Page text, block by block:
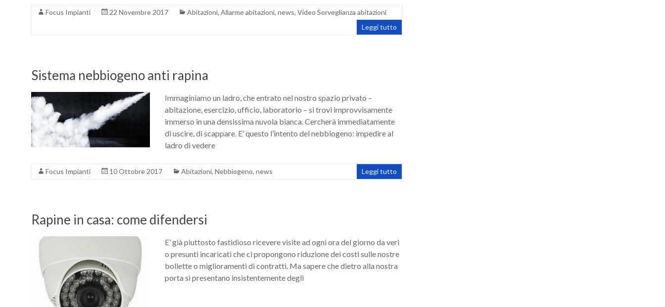
Focus Impianti 22 Novembre 2017 Abitazioni, Allarme abitazioni, news, Video Sorveglianza abitazioni
Leggi tutto
Sistema nebbiogeno anti rapina
Immaginiamo un ladro, che entrato nel nostro spazio privato –
abitazione, esercizio, ufficio, laboratorio – si trovi improvvisamente
immerso in una densissima nuvola bianca. Cercherà immediatamente
di uscire, di scappare. E’ questo l’intento del nebbiogeno: impedire al
ladro di vedere
Focus Impianti 10 Ottobre 2017 Abitazioni, Nebbiogeno, news Leggi tutto
Rapine in casa: come difendersi
E’ già piuttosto fastidioso ricevere visite ad ogni ora del giorno da veri
o presunti incaricati che ci propongono riduzione dei costi sulle nostre
bollette o miglioramenti di contratti. Ma sapere che dietro alla nostra
porta si presentano insistentemente degli